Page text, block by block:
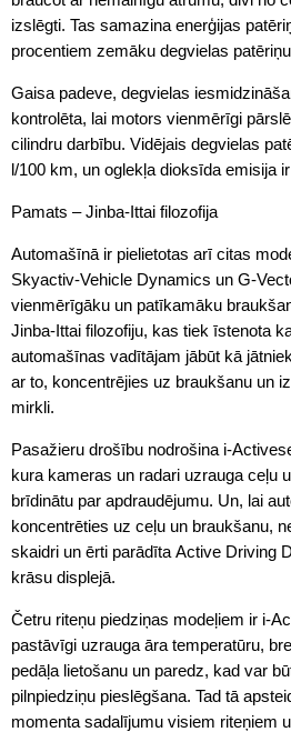
izslēgti. Tas samazina enerģijas
procentiem zemāku degvielas
Gaisa padeve, degvielas
kontrolēta, lai motors vienmērīgi
cilindru darbību. Vidējais degvielas
l/100 km, un oglekļa dioksīda emisija
Pamats – Jinba-Ittai filozofija
Automašīnā ir pielietotas arī citas
Skyactiv-Vehicle Dynamics un G-
vienmērīgāku un patīkamāku
Jinba-Ittai filozofiju, kas tiek īstenota
automašīnas vadītājam jābūt kā
ar to, koncentrējies uz braukšanu un
mirkli.
Pasažieru drošību nodrošina i-
kura kameras un radari uzrauga ceļu
brīdinātu par apdraudējumu. Un, lai
koncentrēties uz ceļu un braukšanu,
skaidri un ērti parādīta Active Driving
krāsu displejā.
Četru riteņu piedziņas modeļiem ir i-
pastāvīgi uzrauga āra temperatūru,
pedāļa lietošanu un paredz, kad var
pilnpiedziņu pieslēgšana. Tad tā
momenta sadalījumu visiem riteņiem